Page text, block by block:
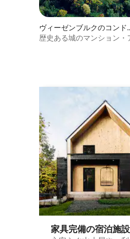
ヴィーゼンブルクのコンド
ニアム
歴史ある城のマンション・
家具完備の宿⁠泊⁠施⁠設